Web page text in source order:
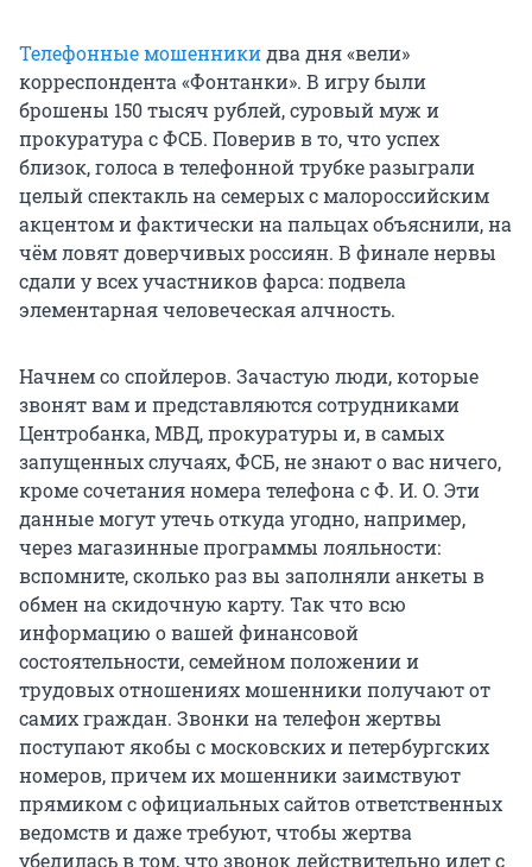
Телефонные мошенникидва дня «вели»
корреспондента «Фонтанки». В игру были
брошены 150 тысяч рублей, суровый муж и
прокуратура с ФСБ. Поверив в то, что успех
близок, голоса в телефонной трубке разыграли
целый спектакль на семерых с малороссийским
акцентом и фактически на пальцах объяснили, на
чём ловят доверчивых россиян. В финале нервы
сдали у всех участников фарса: подвела
элементарная человеческая алчность.
Начнем со спойлеров. Зачастую люди, которые
звонят вам и представляются сотрудниками
Центробанка, МВД, прокуратуры и, в самых
запущенных случаях, ФСБ, не знают о вас ничего,
кроме сочетания номера телефона с Ф. И. О. Эти
данные могут утечь откуда угодно, например,
через магазинные программы лояльности:
вспомните, сколько раз вы заполняли анкеты в
обмен на скидочную карту. Так что всю
информацию о вашей финансовой
состоятельности, семейном положении и
трудовых отношениях мошенники получают от
самих граждан. Звонки на телефон жертвы
поступают якобы с московских и петербургских
номеров, причем их мошенники заимствуют
прямиком с официальных сайтов ответственных
ведомств и даже требуют, чтобы жертва
убедилась в том, что звонок действительно идет с